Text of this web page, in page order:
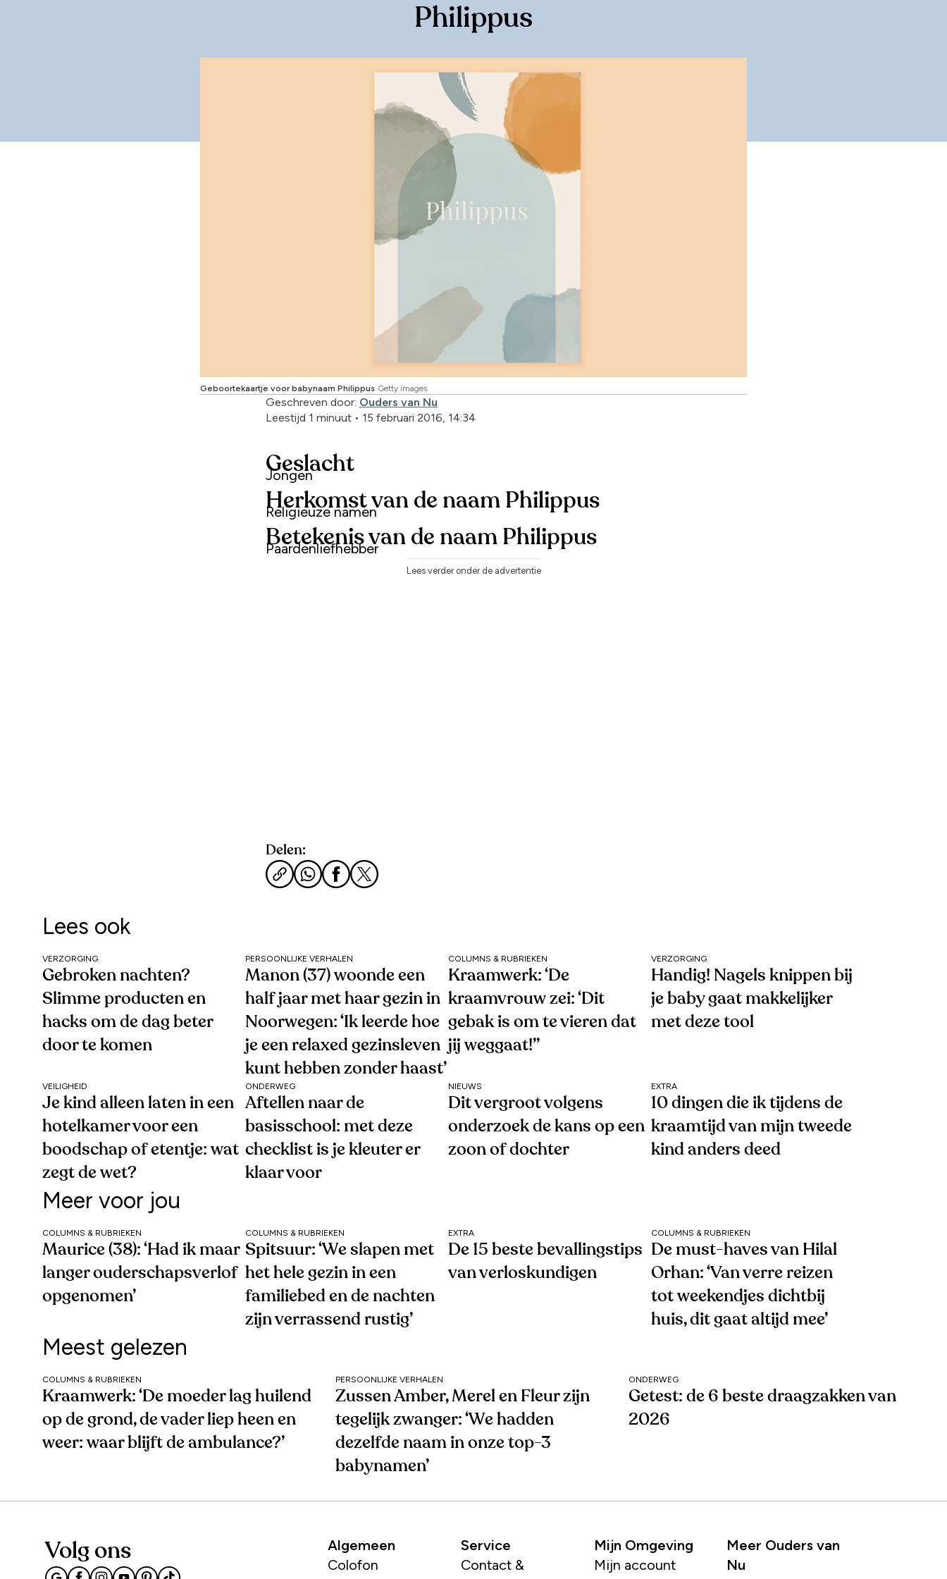
Philippus
Geboortekaartje voor babynaam Philippus Getty images
Geschreven door: Ouders van Nu
Leestijd 1 minuut • 15 februari 2016, 14:34
Geslacht
Jongen
Herkomst van de naam Philippus
Religieuze namen
Betekenis van de naam Philippus
Paardenliefhebber
Lees verder onder de advertentie
Delen:
Lees ook
VERZORGING
Gebroken nachten?
Slimme producten en
hacks om de dag beter
door te komen
PERSOONLIJKE VERHALEN
Manon (37) woonde een
half jaar met haar gezin in
Noorwegen: ‘Ik leerde hoe
je een relaxed gezinsleven
kunt hebben zonder haast’
COLUMNS & RUBRIEKEN
Kraamwerk: ‘De
kraamvrouw zei: ‘Dit
gebak is om te vieren dat
jij weggaat!’’
VERZORGING
Handig! Nagels knippen bij
je baby gaat makkelijker
met deze tool
VEILIGHEID
Je kind alleen laten in een
hotelkamer voor een
boodschap of etentje: wat
zegt de wet?
ONDERWEG
Aftellen naar de
basisschool: met deze
checklist is je kleuter er
klaar voor
NIEUWS
Dit vergroot volgens
onderzoek de kans op een
zoon of dochter
EXTRA
10 dingen die ik tijdens de
kraamtijd van mijn tweede
kind anders deed
Meer voor jou
COLUMNS & RUBRIEKEN
Maurice (38): ‘Had ik maar
langer ouderschapsverlof
opgenomen’
COLUMNS & RUBRIEKEN
Spitsuur: ‘We slapen met
het hele gezin in een
familiebed en de nachten
zijn verrassend rustig’
EXTRA
De 15 beste bevallingstips
van verloskundigen
COLUMNS & RUBRIEKEN
De must-haves van Hilal
Orhan: ‘Van verre reizen
tot weekendjes dichtbij
huis, dit gaat altijd mee’
Meest gelezen
COLUMNS & RUBRIEKEN
Kraamwerk: ‘De moeder lag huilend
op de grond, de vader liep heen en
weer: waar blijft de ambulance?’
PERSOONLIJKE VERHALEN
Zussen Amber, Merel en Fleur zijn
tegelijk zwanger: ‘We hadden
dezelfde naam in onze top-3
babynamen’
ONDERWEG
Getest: de 6 beste draagzakken van
2026
Volg ons
Algemeen
Colofon
Service
Contact &
Mijn Omgeving
Mijn account
Meer Ouders van
Nu